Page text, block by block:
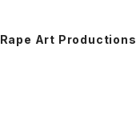
Rape Art Productions